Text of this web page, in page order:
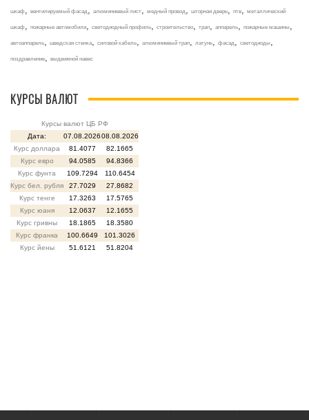
шкаф вентилируемый фасад алюминиевый лист медный провод шторная дверь птв металлический
шкаф пожарные автомобили светодиодный профиль строительство трап аппарель пожарные машины
автоаппарель шведская стенка силовой кабель алюминиевый трап латунь фасад светодиоды
поздравление выдвижной навес
КУРСЫ ВАЛЮТ
Курсы валют ЦБ РФ
Дата:
07.08.202608.08.2026
Курс доллара
81.4077
82.1665
Курс евро
94.0585
94.8366
Курс фунта
109.7294
110.6454
Курс бел. рубля
27.7029
27.8682
Курс тенге
17.3263
17.5765
Курс юаня
12.0637
12.1655
Курс гривны
18.1865
18.3580
Курс франка
100.6649
101.3026
Курс йены
51.6121 51.8204